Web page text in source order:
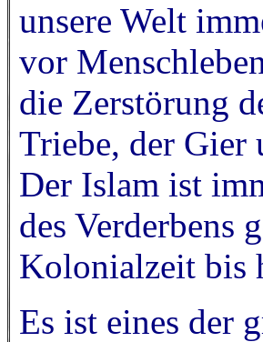
unsere Welt
vor
die Zerstörung
Triebe, der Gier
Der Islam ist
des Verderbens
Kolonialzeit bis
Es ist eines der